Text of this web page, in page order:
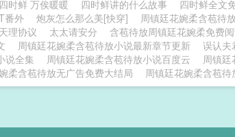
四时鲜 万俟暖暖 四时鲜讲的什么故事 四时鲜全文
番外
炮灰怎么那么美[快穿] 周镇廷花婉柔含苞待
天理协议 太太请安分 含苞待放周镇廷花婉柔免费
周镇廷花婉柔含苞待放小说最新章节更新 误认夫
说全集
周镇廷花婉柔含苞待放小说百度云 周镇廷
柔含苞待放无广告免费大结局 周镇廷花婉柔含苞待